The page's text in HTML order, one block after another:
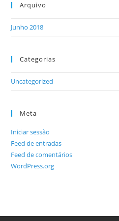
Arquivo
Junho 2018
Categorias
Uncategorized
Meta
Iniciar sessão
Feed de entradas
Feed de comentários
WordPress.org